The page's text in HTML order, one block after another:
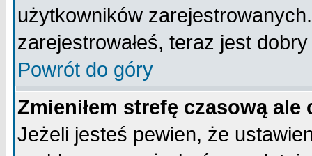
użytkowników
zarejestrowałeś, teraz jest
Powrót do góry
Zmieniłem strefę czasową
Jeżeli jesteś pewien, że